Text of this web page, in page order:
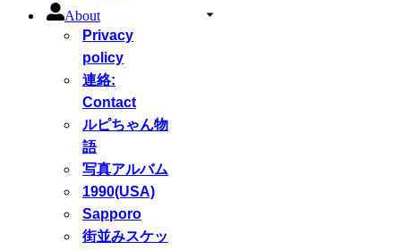
About
Privacy
policy
連絡:
Contact
ルピちゃん物
語
写真アルバム
1990(USA)
Sapporo
街並みスケッ